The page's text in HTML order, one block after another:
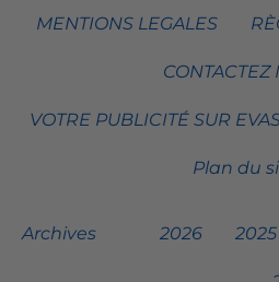
MENTIONS LEGALES
CONTACTEZ
VOTRE PUBLICITÉ SUR
Plan du
Archives 2026 2025